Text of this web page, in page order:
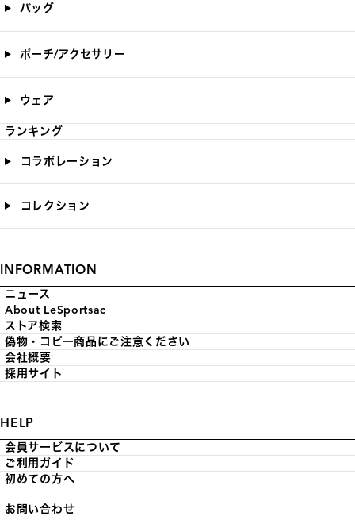
バッグ
ポーチ/アクセサリー
ウェア
ランキング
コラボレーション
コレクション
INFORMATION
ニュース
About LeSportsac
ストア検索
偽物・コピー商品にご注意ください
会社概要
採用サイト
HELP
会員サービスについて
ご利用ガイド
初めての方へ
お問い合わせ